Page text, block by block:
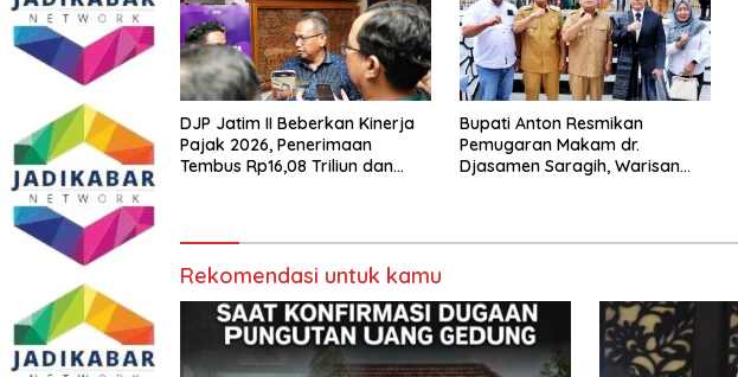
DJP Jatim II Beberkan Kinerja
Pajak 2026, Penerimaan
Tembus Rp16,08 Triliun dan
Bupati Anton Resmikan
Pemugaran Makam dr.
Djasamen Saragih, Warisan
Rekomendasi untuk kamu